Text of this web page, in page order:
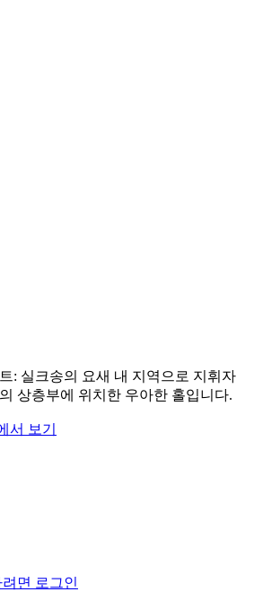
: 실크송의 요새 내 지역으로 지휘자
상층부에 위치한 우아한 홀입니다.
서 보기
면 로그인